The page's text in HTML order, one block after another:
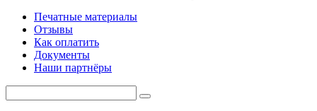
Печатные материалы
Отзывы
Как оплатить
Документы
Наши партнёры